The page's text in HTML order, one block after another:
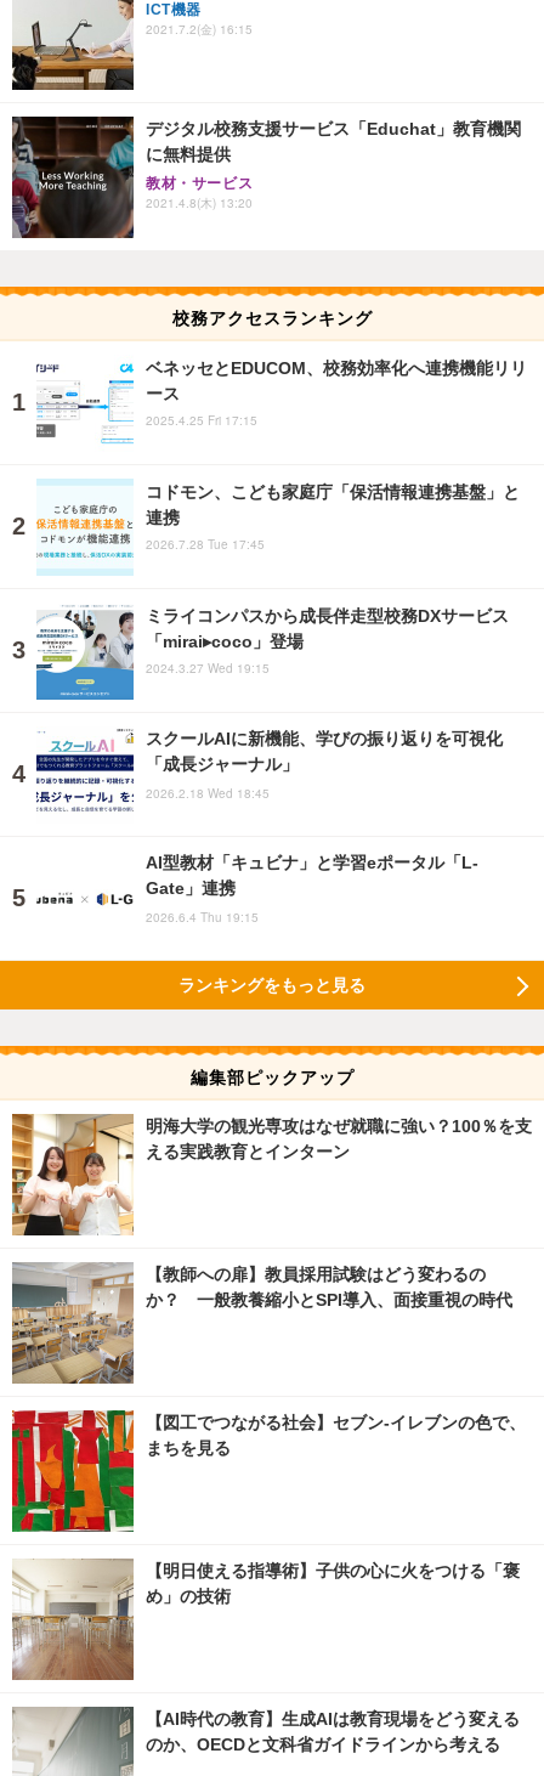
ICT機器
2021.7.2(金) 16:15
デジタル校務支援サービス「Educhat」教育機関
に無料提供
教材・サービス
2021.4.8(木) 13:20
校務アクセスランキング
ベネッセとEDUCOM、校務効率化へ連携機能リリ
ース
2025.4.25 Fri 17:15
コドモン、こども家庭庁「保活情報連携基盤」と
連携
2026.7.28 Tue 17:45
ミライコンパスから成長伴走型校務DXサービス
「mirai▸coco」登場
2024.3.27 Wed 19:15
スクールAIに新機能、学びの振り返りを可視化
「成長ジャーナル」
2026.2.18 Wed 18:45
AI型教材「キュビナ」と学習eポータル「L-
Gate」連携
2026.6.4 Thu 19:15
ランキングをもっと見る
編集部ピックアップ
明海大学の観光専攻はなぜ就職に強い？100％を支
える実践教育とインターン
【教師への扉】教員採用試験はどう変わるの
か？ 一般教養縮小とSPI導入、面接重視の時代
【図工でつながる社会】セブン‐イレブンの色で、
まちを見る
【明日使える指導術】子供の心に火をつける「褒
め」の技術
【AI時代の教育】生成AIは教育現場をどう変える
のか、OECDと文科省ガイドラインから考える